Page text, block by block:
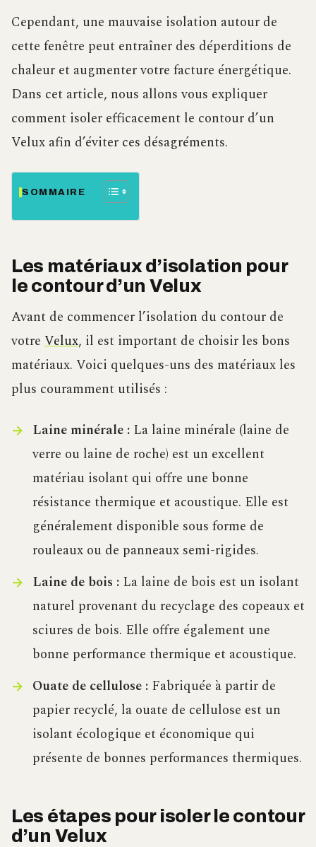
Cependant, une mauvaise isolation autour de
cette fenêtre peut entraîner des déperditions de
chaleur et augmenter votre facture énergétique.
Dans cet article, nous allons vous expliquer
comment isoler efficacement le contour d’un
Velux afin d’éviter ces désagréments.
SOMMAIRE
Les matériaux d’isolation pour
le contour d’un Velux
Avant de commencer l’isolation du contour de
votre Velux, il est important de choisir les bons
matériaux. Voici quelques-uns des matériaux les
plus couramment utilisés :
Laine minérale :La laine minérale (laine de
verre ou laine de roche) est un excellent
matériau isolant qui offre une bonne
résistance thermique et acoustique. Elle est
généralement disponible sous forme de
rouleaux ou de panneaux semi-rigides.
Laine de bois :La laine de bois est un isolant
naturel provenant du recyclage des copeaux et
sciures de bois. Elle offre également une
bonne performance thermique et acoustique.
Ouate de cellulose :Fabriquée à partir de
papier recyclé, la ouate de cellulose est un
isolant écologique et économique qui
présente de bonnes performances thermiques.
Les étapes pour isoler le contour
d’un Velux